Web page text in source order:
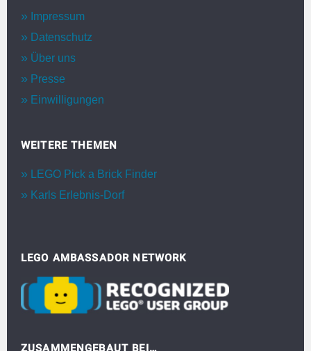
Impressum
Datenschutz
Über uns
Presse
Einwilligungen
WEITERE THEMEN
LEGO Pick a Brick Finder
Karls Erlebnis-Dorf
LEGO AMBASSADOR NETWORK
ZUSAMMENGEBAUT BEI…